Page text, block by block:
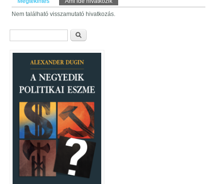
Elsődleges fülek
Nem található visszamutató hivatkozás.
Keresés űrlap